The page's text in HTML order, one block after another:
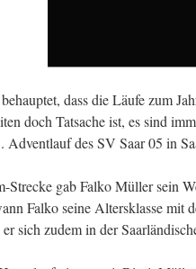
dass die Läufe zum
doch Tatsache ist, es sind
Adventlauf des SV Saar 05 in
Strecke gab Falko Müller sein
Falko seine Altersklasse mit
er sich zudem in der